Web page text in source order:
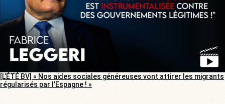
[L’ÉTÉ BV] « Nos aides sociales généreuses vont attirer les migrants
régularisés par l’Espagne ! »